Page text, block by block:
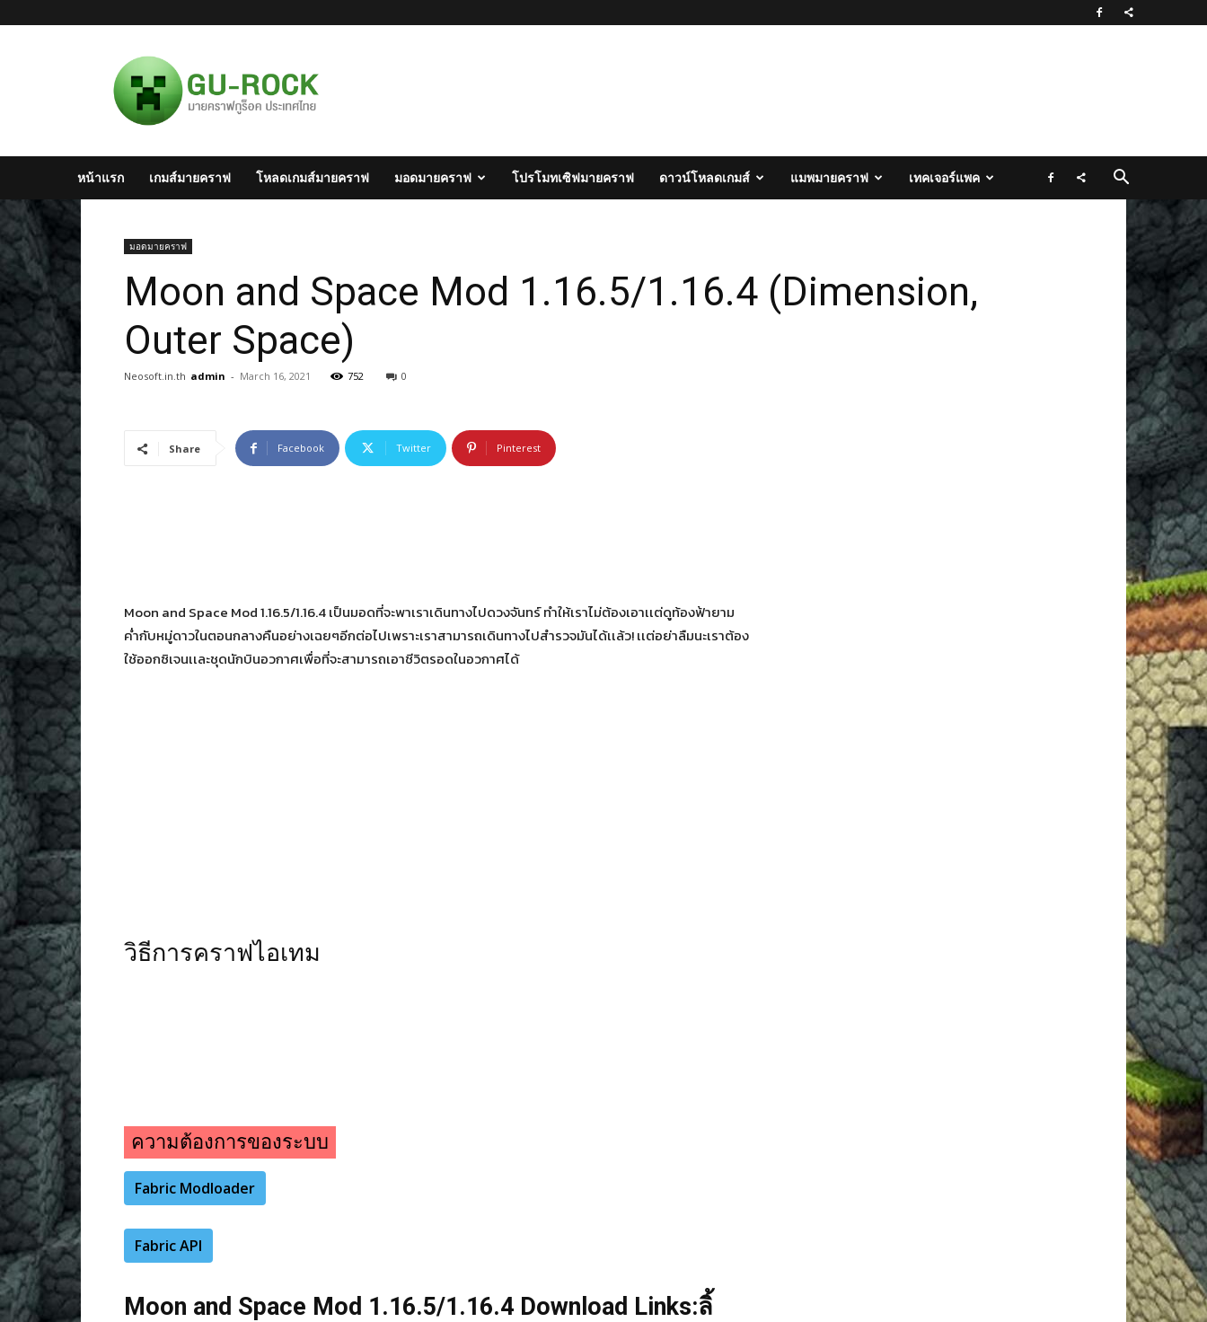
มาย
ครา
ฟไทย
สังคม
มาย
ประเทศไทย
หน้าแรก เกมส์มายคราฟ โหลดเกมส์มายคราฟ มอดมายคราฟ โปรโมทเซิฟมายคราฟ ดาวน์โหลดเกมส์ แมพมายคราฟ เทคเจอร์แพค
มอดมายคราฟ
Moon and Space Mod 1.16.5/1.16.4 (Dimension,
Outer Space)
Neosoft.in.th admin - March 16, 2021 752 0
Share Facebook Twitter Pinterest
Moon and Space Mod 1.16.5/1.16.4 เป็นมอดที่จะพาเราเดินทางไปดวงจันทร์ ทำให้เราไม่ต้องเอาเเต่ดูท้องฟ้ายาม
ค่ำกับหมู่ดาวในตอนกลางคืนอย่างเฉยๆอีกต่อไปเพราะเราสามารถเดินทางไปสำรวจมันได้เเล้ว! เเต่อย่าลืมนะเราต้อง
ใช้ออกซิเจนเเละชุดนักบินอวกาศเพื่อที่จะสามารถเอาชีวิตรอดในอวกาศได้
วิธีการคราฟไอเทม
ความต้องการของระบบ
Fabric Modloader
Fabric API
Moon and Space Mod 1.16.5/1.16.4 Download Links:ลิ้